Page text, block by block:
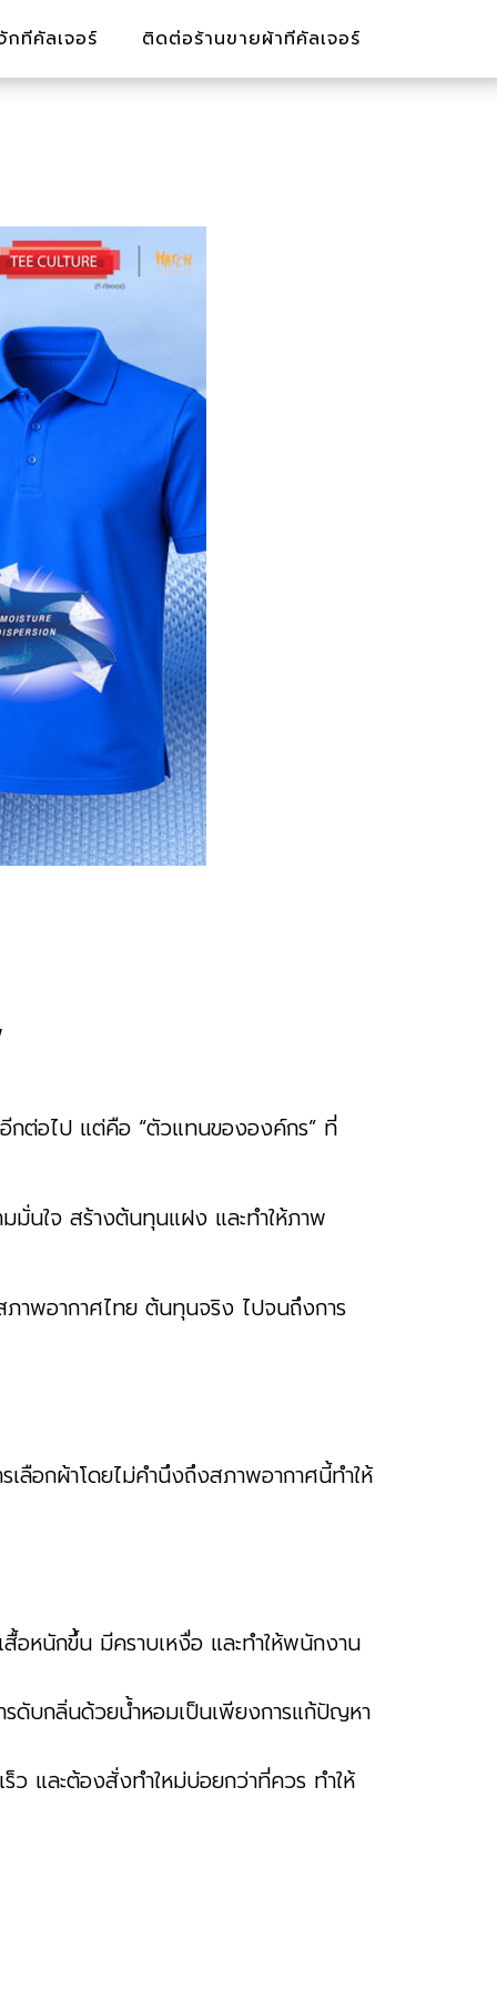
กทีคัลเจอร์ ติดต่อร้านขายผ้าทีคัลเจอร์
ต่อไป แต่คือ “ตัวแทนขององค์กร” ที่
มั่นใจ สร้างต้นทุนแฝง และทำให้ภาพ
าพอากาศไทย ต้นทุนจริง ไปจนถึงการ
ลือกผ้าโดยไม่คำนึงถึงสภาพอากาศนี้ทำให้
อหนักขึ้น มีคราบเหงื่อ และทำให้พนักงาน
ดับกลิ่นด้วยน้ำหอมเป็นเพียงการแก้ปัญหา
และต้องสั่งทำใหม่บ่อยกว่าที่ควร ทำให้